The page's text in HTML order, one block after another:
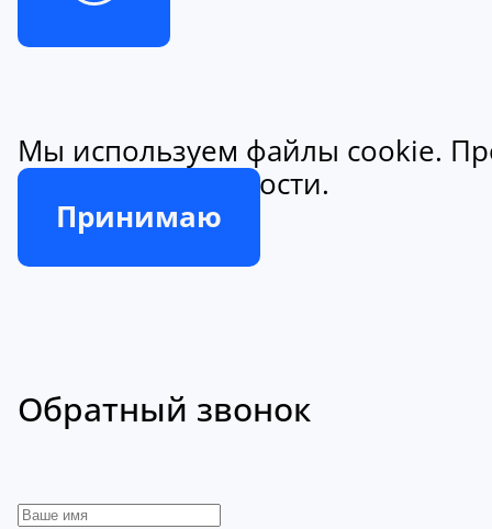
Мы используем файлы cookie.
конфиденциальности.
Принимаю
Обратный звонок